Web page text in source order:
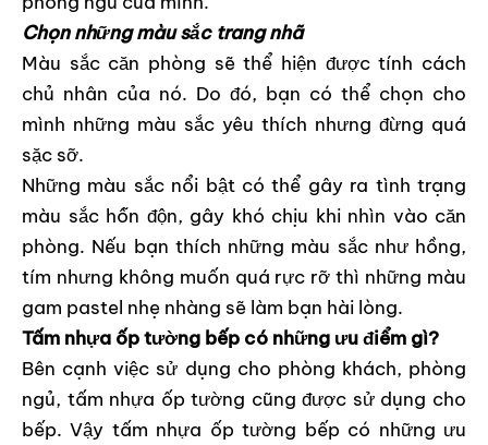
Chọn những màu sắc trang nhã
Màu sắc căn phòng sẽ thể hiện được tính cách
chủ nhân của nó. Do đó, bạn có thể chọn cho
mình những màu sắc yêu thích nhưng đừng quá
sặc sỡ.
Những màu sắc nổi bật có thể gây ra tình trạng
màu sắc hỗn độn, gây khó chịu khi nhìn vào căn
phòng. Nếu bạn thích những màu sắc như hồng,
tím nhưng không muốn quá rực rỡ thì những màu
gam pastel nhẹ nhàng sẽ làm bạn hài lòng.
Tấm nhựa ốp tường bếp có những ưu điểm gì?
Bên cạnh việc sử dụng cho phòng khách, phòng
ngủ, tấm nhựa ốp tường cũng được sử dụng cho
bếp. Vậy tấm nhựa ốp tường bếp có những ưu